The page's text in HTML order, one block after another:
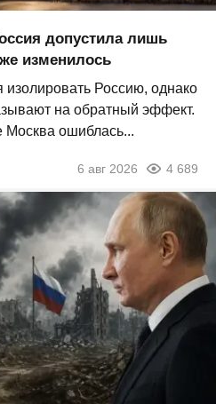
допустила лишь
изменилось
изолировать Россию, однако
на обратный эффект.
Москва ошиблась...
6 авг 2026 4 689